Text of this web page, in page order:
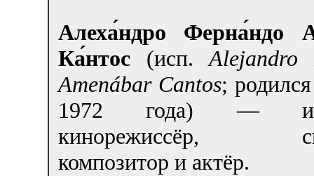
Алеха́ндро Ферна́ндо
Ка́нтос (исп.Alejandro
Amenábar Cantos;
1972 года) —
кинорежиссёр,
композитор и актёр.